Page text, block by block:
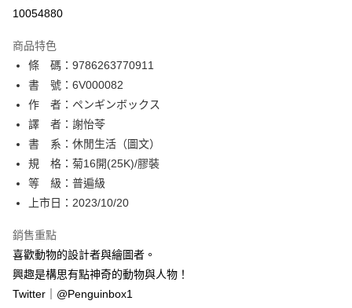
超商取貨付款
相關說明
【關於「AFTEE先享後付」】
AFTEE先享後付是「在收到商品之後才付款」的支付方式。 讓您購物簡單
便利好安心！
１．簡單：不需註冊會員、不需綁卡、不需儲值。
２．便利：只要手機號碼，簡訊認證，即可結帳。
３．安心：先確認商品／服務後，再付款。
【「AFTEE先享後付」結帳流程】
１．於結帳方式選擇「AFTEE先享後付」後，將跳轉至「AFTEE先享後付」
結帳頁面，進行簡訊認證並確認金額後，即可完成結帳。
２．訂單成立數日內，您將收到繳費通知簡訊。
ATM／網路銀行／等多元方式進行付款，方視為交易完成。
※ 請注意：結帳手續完成當下不需立刻繳費，但若您需要取消訂單，請聯絡
購買商品的店家。未經商家同意取消之訂單仍視為有效，需透過AFTEE先享
後付繳納相關費用。
※ 交易是否成功請以「AFTEE先享後付 」之結帳頁面顯示為準，若有關於
ATM付款
運送方式
全家取貨付款
每筆NT$80，滿NT$500(含以上)免運費
付款後全家取貨
每筆NT$80，滿NT$500(含以上)免運費
付款後萊爾富取貨
10054880
商品特色
條 碼：9786263770911
書 號：6V000082
作 者：ペンギンボックス
譯 者：謝怡苓
書 系：休閒生活（圖文）
規 格：菊16開(25K)/膠裝
等 級：普遍級
上市日：2023/10/20
銷售重點
喜歡動物的設計者與繪圖者。
興趣是構思有點神奇的動物與人物！
Twitter｜@Penguinbox1